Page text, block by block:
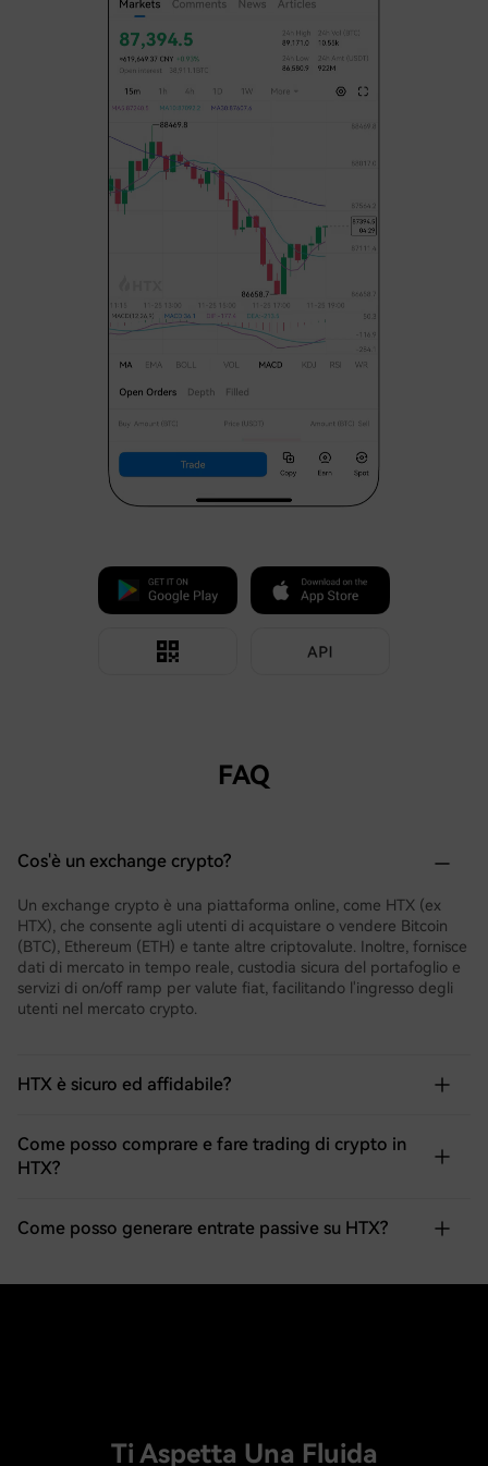
FAQ
Cos'è un exchange crypto?
Un exchange crypto è una piattaforma online, come HTX (ex
HTX), che consente agli utenti di acquistare o vendere Bitcoin
(BTC), Ethereum (ETH) e tante altre criptovalute. Inoltre, fornisce
dati di mercato in tempo reale, custodia sicura del portafoglio e
servizi di on/off ramp per valute fiat, facilitando l'ingresso degli
utenti nel mercato crypto.
HTX è sicuro ed affidabile?
Come posso comprare e fare trading di crypto in
HTX?
Come posso generare entrate passive su HTX?
Ti Aspetta Una Fluida